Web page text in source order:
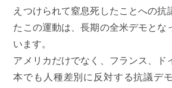
えつけられて窒息死したことへの抗
たこの運動は、長期の全米デモとな
います。
アメリカだけでなく、フランス、ド
本でも人種差別に反対する抗議デ